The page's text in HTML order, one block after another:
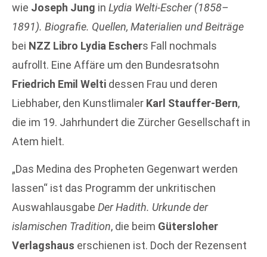
wie Joseph Jung in Lydia Welti-Escher (1858–
1891). Biografie. Quellen, Materialien und Beiträge
bei NZZ Libro Lydia Eschers Fall nochmals
aufrollt. Eine Affäre um den Bundesratsohn
Friedrich Emil Welti dessen Frau und deren
Liebhaber, den Kunstlimaler Karl Stauffer-Bern,
die im 19. Jahrhundert die Zürcher Gesellschaft in
Atem hielt.
„Das Medina des Propheten Gegenwart werden
lassen“ ist das Programm der unkritischen
Auswahlausgabe Der Hadith. Urkunde der
islamischen Tradition, die beim Gütersloher
Verlagshaus erschienen ist. Doch der Rezensent